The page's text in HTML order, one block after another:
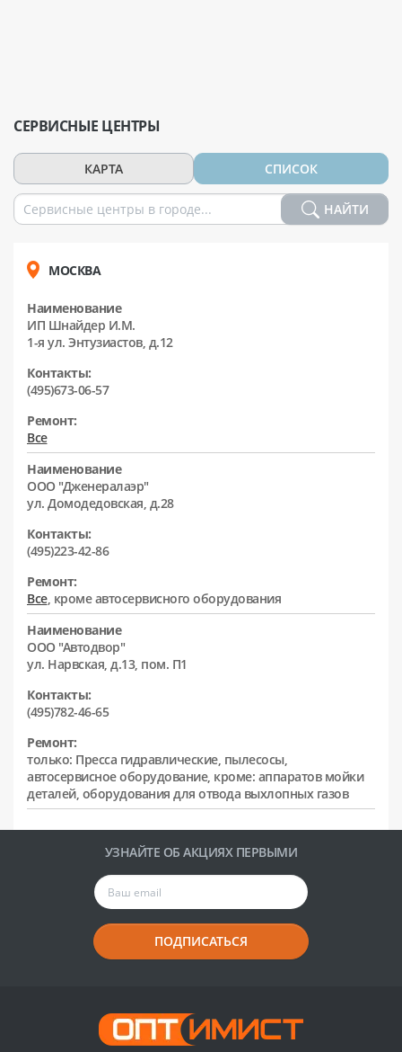
СЕРВИСНЫЕ ЦЕНТРЫ
КАРТА СПИСОК
НАЙТИ
МОСКВА
Наименование
ИП Шнайдер И.М.
1-я ул. Энтузиастов, д.12
Контакты:
(495)673-06-57
Ремонт:
Все
Наименование
ООО "Дженералаэр"
ул. Домодедовская, д.28
Контакты:
(495)223-42-86
Ремонт:
Все, кроме автосервисного оборудования
Наименование
ООО "Автодвор"
ул. Нарвская, д.13, пом. П1
Контакты:
(495)782-46-65
Ремонт:
только: Пресса гидравлические, пылесосы,
автосервисное оборудование, кроме: аппаратов мойки
деталей, оборудования для отвода выхлопных газов
УЗНАЙТЕ ОБ АКЦИЯХ ПЕРВЫМИ
ПОДПИСАТЬСЯ